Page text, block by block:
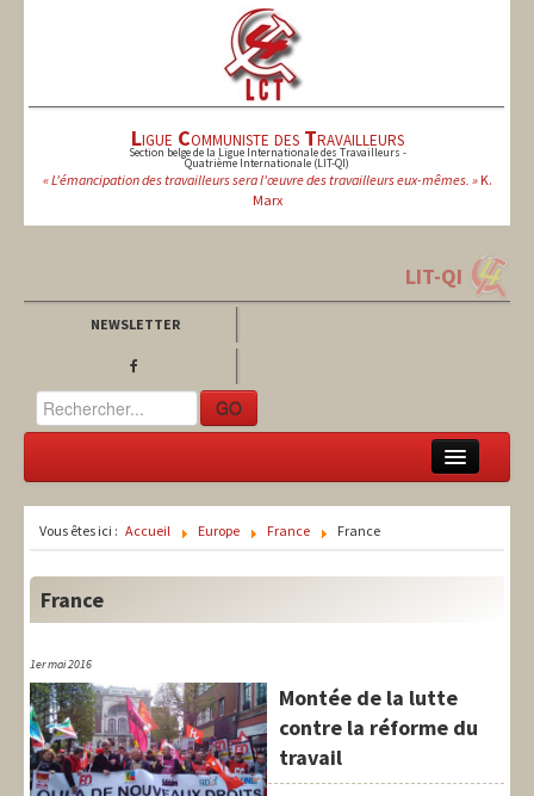
Ligue Communiste des Travailleurs
Section belge de la Ligue Internationale des Travailleurs -
Quatrième Internationale (LIT-QI)
« L'émancipation des travailleurs sera l'œuvre des travailleurs eux-mêmes. »K.
Marx
LIT-QI
NEWSLETTER
GO
Europe
International
Syndical
Vous êtes ici : Accueil Europe France France
France
1er mai 2016
Montée de la lutte
contre la réforme du
travail